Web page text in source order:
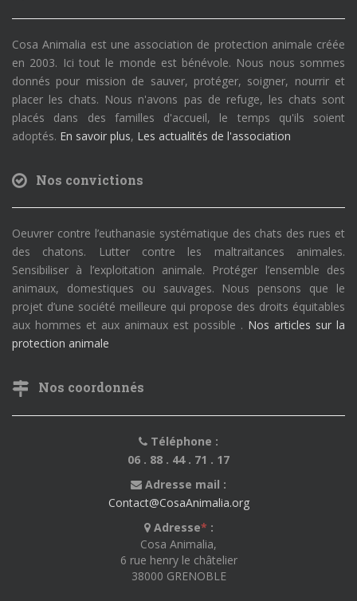
Cosa Animalia est une association de protection animale créée
en 2003. Ici tout le monde est bénévole. Nous nous sommes
donnés pour mission de sauver, protéger, soigner, nourrir et
placer les chats. Nous n'avons pas de refuge, les chats sont
placés dans des familles d'accueil, le temps qu'ils soient
adoptés. En savoir plus, Les actualités de l'association
Nos convictions
Oeuvrer contre l’euthanasie systématique des chats des rues et
des chatons. Lutter contre les maltraitances animales.
Sensibiliser à l’exploitation animale. Protéger l’ensemble des
animaux, domestiques ou sauvages. Nous pensons que le
projet d’une société meilleure qui propose des droits équitables
aux hommes et aux animaux est possible . Nos articles sur la
protection animale
Nos coordonnés
Téléphone :
06 . 88 . 44 . 71 . 17
Adresse mail :
Contact@CosaAnimalia.org
Adresse* :
Cosa Animalia,
6 rue henry le châtelier
38000 GRENOBLE